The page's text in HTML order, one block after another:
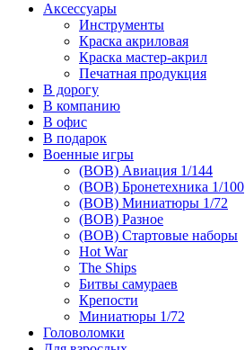
Аксессуары
Инструменты
Краска акриловая
Краска мастер-акрил
Печатная продукция
В дорогу
В компанию
В офис
В подарок
Военные игры
(ВОВ) Авиация 1/144
(ВОВ) Бронетехника 1/100
(ВОВ) Миниатюры 1/72
(ВОВ) Разное
(ВОВ) Стартовые наборы
Hot War
The Ships
Битвы самураев
Крепости
Миниатюры 1/72
Головоломки